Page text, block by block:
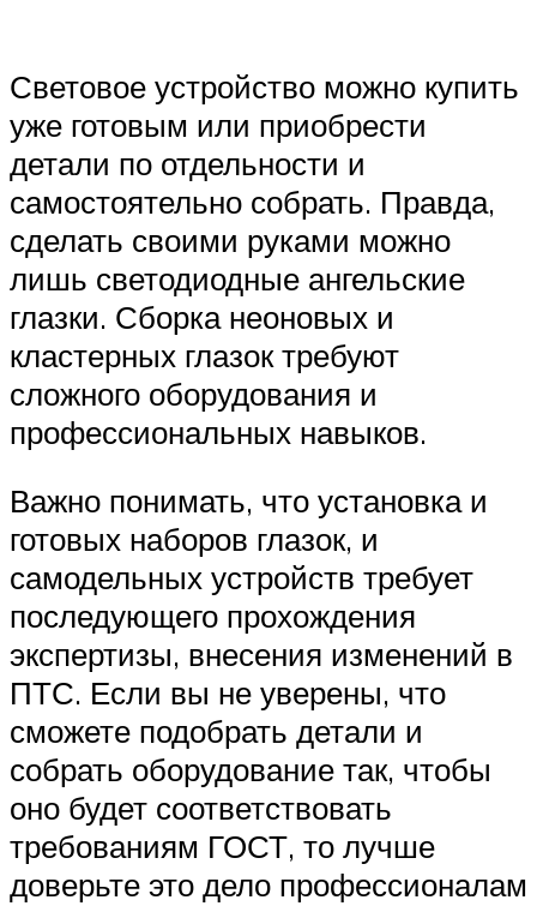
Световое устройство можно купить
уже готовым или приобрести
детали по отдельности и
самостоятельно собрать. Правда,
сделать своими руками можно
лишь светодиодные ангельские
глазки. Сборка неоновых и
кластерных глазок требуют
сложного оборудования и
профессиональных навыков.
Важно понимать, что установка и
готовых наборов глазок, и
самодельных устройств требует
последующего прохождения
экспертизы, внесения изменений в
ПТС. Если вы не уверены, что
сможете подобрать детали и
собрать оборудование так, чтобы
оно будет соответствовать
требованиям ГОСТ, то лучше
доверьте это дело профессионалам